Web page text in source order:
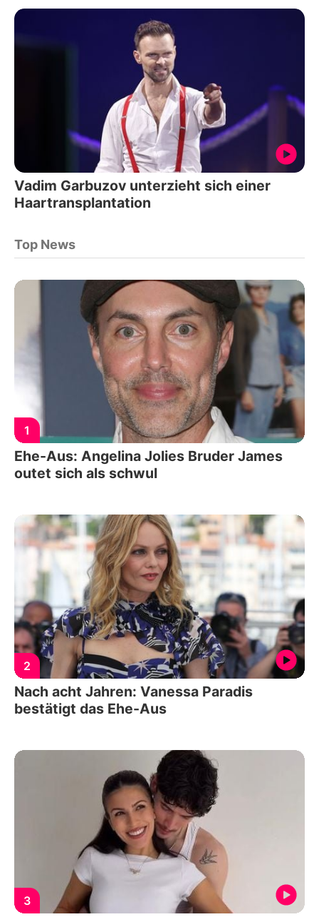
Vadim Garbuzov unterzieht sich einer
Haartransplantation
Top News
1
Ehe-Aus: Angelina Jolies Bruder James
outet sich als schwul
2
Nach acht Jahren: Vanessa Paradis
bestätigt das Ehe-Aus
3